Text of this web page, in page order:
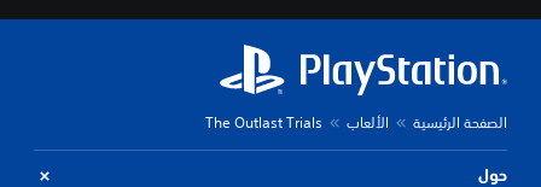
الصفحة الرئيسية الألعاب The Outlast Trials
حول